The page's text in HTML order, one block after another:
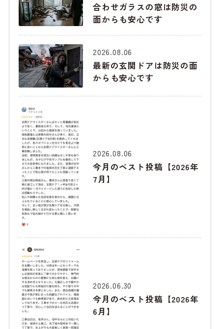
合わせガラスの窓は防災の
面からも安心です
2026.08.06
最新の玄関ドアは防災の面
からも安心です
2026.08.06
今月のベスト投稿【2026年
7月】
2026.06.30
今月のベスト投稿【2026年
6月】